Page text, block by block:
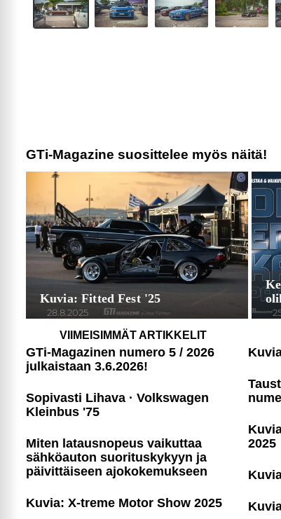
GTi-Magazine suosittelee myös näitä!
Kuvia: Fitted Fest '25
28.8.2025
VIIMEISIMMÄT ARTIKKELIT
GTi-Magazinen numero 5 / 2026
julkaistaan 3.6.2026!
Sopivasti Lihava · Volkswagen
Kleinbus '75
Miten latausnopeus vaikuttaa
sähköauton suori­tus­ky­kyyn ja
päivittäiseen ajoko­ke­muk­seen
Kuvia: X-treme Motor Show 2025
2025